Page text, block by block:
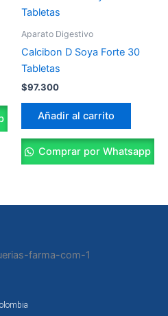
Aparato Digestivo
Calcibon D Soya Forte 30
Tabletas
$97.300
Añadir al carrito
Comprar por Whatsapp